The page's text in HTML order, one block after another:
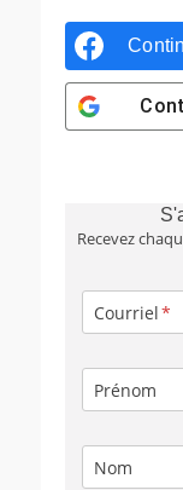
Recevez
Courriel
Prénom
Nom